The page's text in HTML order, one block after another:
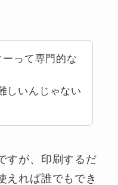
って専門的な
しいんじゃない
すが、印刷するだ
えれば誰でもでき